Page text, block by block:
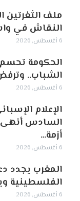
ملف الثغرتين
النقاش في
6 أغسطس, 2026
الحكومة
الشباب..
6 أغسطس, 2026
الإعلام
السادس
أزمة…
6 أغسطس, 2026
المغرب يجدد
الفلسطينية
6 أغسطس, 2026